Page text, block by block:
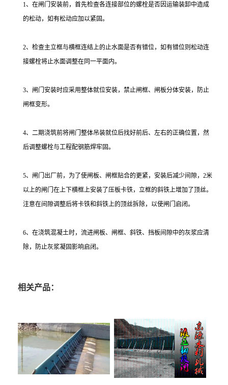
1、在闸门安装前，首先检查各连接部位的螺栓是否因运输装卸中造成
的松动，如有松动应加以紧固。
2、检查主立框与横框连结上的止水面是否有错位，如有错位则松动连
接螺栓将止水面调整在同一平面内。
3、闸门安装时应采用整体就位安装，禁止闸框、闸板分体安装，防止
闸框变形。
4、二期浇筑前将闸门整体吊装就位后找好前后、左右的正确位置，然
后调整螺栓与工程配钢筋焊牢固。
5、闸门出厂前，为了使闸板、闸框贴合的更紧，安装后减少间隙，2米
以上的闸门在上下横框上安装了压板卡铁，立框的斜铁上增加了顶丝。
注意在间隙调整后将卡铁和斜铁上的顶丝拆除，以使闸门启闭。
6、在浇筑混凝土时，流进闸板、闸框、斜铁、挡板间隙中的灰浆应清
除，防止灰浆凝固影响启闭。
相关产品：